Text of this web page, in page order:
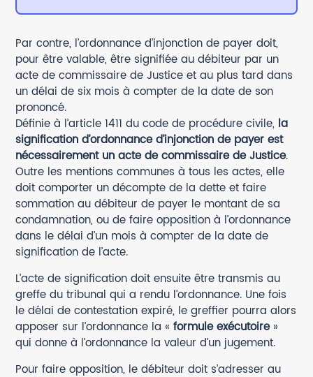
Par contre, l’ordonnance d’injonction de payer doit,
pour être valable, être signifiée au débiteur par un
acte de commissaire de Justice et au plus tard dans
un délai de six mois à compter de la date de son
prononcé.
Définie à l’article 1411 du code de procédure civile, la
signification d’ordonnance d’injonction de payer est
nécessairement un acte de commissaire de Justice.
Outre les mentions communes à tous les actes, elle
doit comporter un décompte de la dette et faire
sommation au débiteur de payer le montant de sa
condamnation, ou de faire opposition à l’ordonnance
dans le délai d’un mois à compter de la date de
signification de l’acte.
L’acte de signification doit ensuite être transmis au
greffe du tribunal qui a rendu l’ordonnance. Une fois
le délai de contestation expiré, le greffier pourra alors
apposer sur l’ordonnance la «formule exécutoire»
qui donne à l’ordonnance la valeur d’un jugement.
Pour faire opposition, le débiteur doit s’adresser au